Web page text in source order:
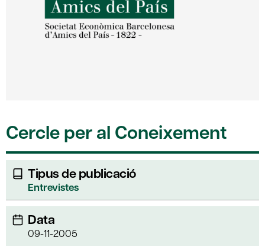
Cercle per al Coneixement
Tipus de publicació
Entrevistes
Data
09-11-2005